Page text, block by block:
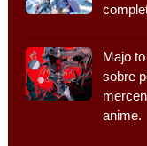
Majo
sobre
anime.